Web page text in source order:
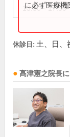
13:30～17:30
に必ず医療機
休診日: 土、日、
髙津憲之 院長